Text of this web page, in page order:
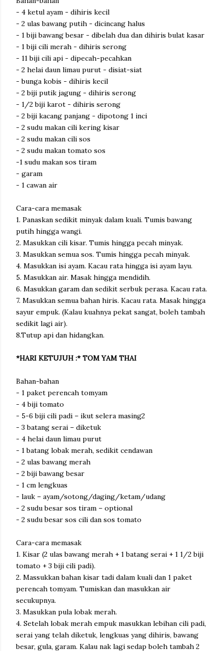
- 4 ketul ayam - dihiris kecil
- 2 ulas bawang putih - dicincang halus
- 1 biji bawang besar - dibelah dua dan dihiris bulat kasar
- 1 biji cili merah - dihiris serong
- 11 biji cili api - dipecah-pecahkan
- 2 helai daun limau purut - disiat-siat
- bunga kobis - dihiris kecil
- 2 biji putik jagung - dihiris serong
- 1/2 biji karot - dihiris serong
- 2 biji kacang panjang - dipotong 1 inci
- 2 sudu makan cili kering kisar
- 2 sudu makan cili sos
- 2 sudu makan tomato sos
-1 sudu makan sos tiram
- garam
- 1 cawan air
Cara-cara memasak
1. Panaskan sedikit minyak dalam kuali. Tumis bawang
putih hingga wangi.
2. Masukkan cili kisar. Tumis hingga pecah minyak.
3. Masukkan semua sos. Tumis hingga pecah minyak.
4. Masukkan isi ayam. Kacau rata hingga isi ayam layu.
5. Masukkan air. Masak hingga mendidih.
6. Masukkan garam dan sedikit serbuk perasa. Kacau rata.
7. Masukkan semua bahan hiris. Kacau rata. Masak hingga
sayur empuk. (Kalau kuahnya pekat sangat, boleh tambah
sedikit lagi air).
8.Tutup api dan hidangkan.
*HARI KETUJUH :* TOM YAM THAI
Bahan-bahan
- 1 paket perencah tomyam
- 4 biji tomato
- 5-6 biji cili padi – ikut selera masing2
- 3 batang serai – diketuk
- 4 helai daun limau purut
- 1 batang lobak merah, sedikit cendawan
- 2 ulas bawang merah
- 2 biji bawang besar
- 1 cm lengkuas
- lauk – ayam/sotong/daging/ketam/udang
- 2 sudu besar sos tiram – optional
- 2 sudu besar sos cili dan sos tomato
Cara-cara memasak
1. Kisar (2 ulas bawang merah + 1 batang serai + 1 1/2 biji
tomato + 3 biji cili padi).
2. Massukkan bahan kisar tadi dalam kuali dan 1 paket
perencah tomyam. Tumiskan dan masukkan air
secukupnya.
3. Masukkan pula lobak merah.
4. Setelah lobak merah empuk masukkan lebihan cili padi,
serai yang telah diketuk, lengkuas yang dihiris, bawang
besar, gula, garam. Kalau nak lagi sedap boleh tambah 2